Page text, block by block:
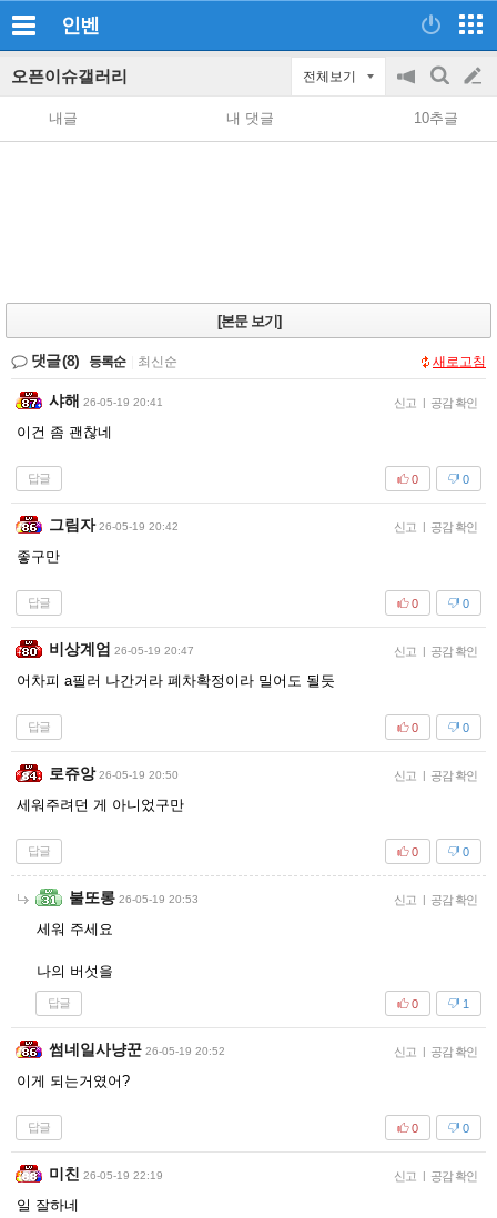
인벤
오픈이슈갤러리 전체보기
공
지
on/off
검
색
글
쓰
내글 내 댓글 10추글
[본문 보기]
댓글(8) 등록순 최신순 새로고침
샤해 26-05-19 20:41 신고 | 공감 확인
이건 좀 괜찮네
답글 0
0
그림자 26-05-19 20:42 신고 | 공감 확인
좋구만
답글 0
0
비상계엄 26-05-19 20:47 신고 | 공감 확인
어차피 a필러 나간거라 폐차확정이라 밀어도 될듯
답글 0
0
로쥬앙 26-05-19 20:50 신고 | 공감 확인
세워주려던 게 아니었구만
답글 0
0
불또롱 26-05-19 20:53 신고 | 공감 확인
세워 주세요
나의 버섯을
답글 1
0
썸네일사냥꾼 26-05-19 20:52 신고 | 공감 확인
이게 되는거였어?
답글 0
0
미친 26-05-19 22:19 신고 | 공감 확인
일 잘하네